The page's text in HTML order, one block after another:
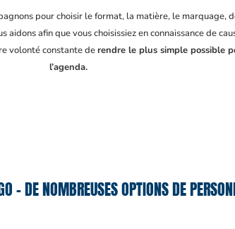
pour choisir le format, la matière, le marquage,
afin que vous choisissiez en connaissance de
volonté constante derendre le plus simple possible
l’agenda.
– DE NOMBREUSES OPTIONS DE